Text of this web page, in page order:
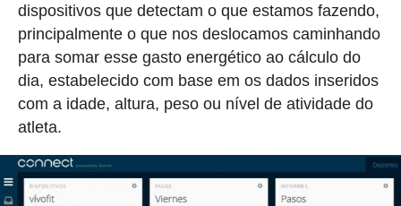
dispositivos que detectam o que estamos fazendo,
principalmente o que nos deslocamos caminhando
para somar esse gasto energético ao cálculo do
dia, estabelecido com base em os dados inseridos
com a idade, altura, peso ou nível de atividade do
atleta.